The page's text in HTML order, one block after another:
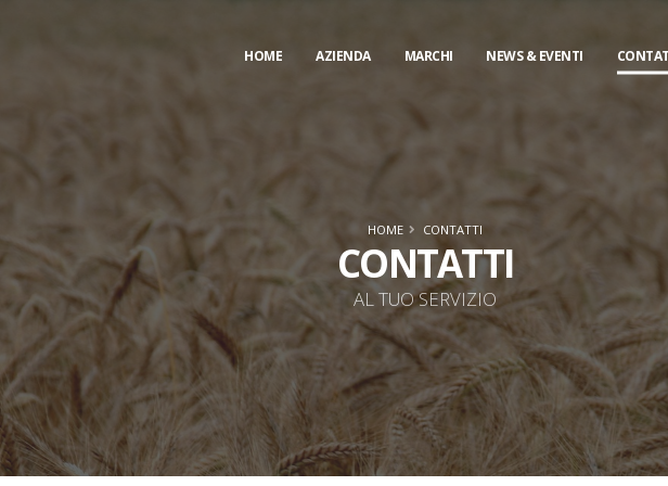
HOME AZIENDA MARCHI NEWS & EVENTI
CONTATTI
AL TUO SERVIZIO
HOME CONTATTI